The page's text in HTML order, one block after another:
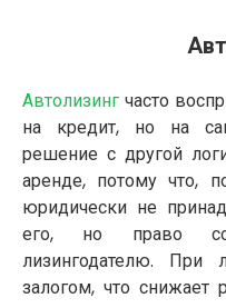
Автолизинг часто
на кредит, но на
решение с другой
аренде, потому что,
юридически не
его, но право
лизингодателю. При
залогом, что снижает